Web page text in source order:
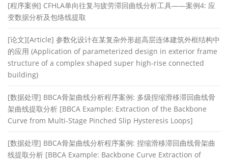
[程序案例] CFHLA单向往复与疲劳滞回曲线分析工具——案例4: 应
变数据分析及包络线提取
[论文][Article] 参数化设计在某复杂外形超高层连体建筑外框结构中
的应用 (Application of parameterized design in exterior frame
structure of a complex shaped super high-rise connected
building)
[数据处理] BBCA骨架曲线分析程序案例: 多级捏缩滑移滞回曲线骨
架曲线提取分析 [BBCA Example: Extraction of the Backbone
Curve from Multi-Stage Pinched Slip Hysteresis Loops]
[数据处理] BBCA骨架曲线分析程序案例: 捏缩滑移滞回曲线骨架曲
线提取分析 [BBCA Example: Backbone Curve Extraction of